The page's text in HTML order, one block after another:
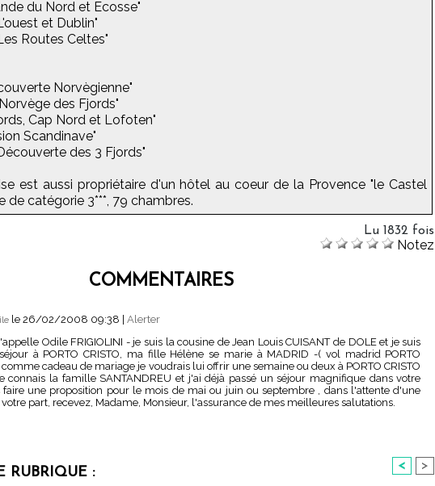
du Nord et Ecosse"
et Dublin"
Routes Celtes"
Norvègienne"
des Fjords"
Cap Nord et Lofoten"
Scandinave"
des 3 Fjords"
est aussi propriétaire d'un hôtel au coeur de la Provence "le Castel
de catégorie 3***, 79 chambres.
Lu 1832 fois
Notez
COMMENTAIRES
le 26/02/2008 09:38
Alerter
Odile FRIGIOLINI - je suis la cousine de Jean Louis CUISANT de DOLE et je suis
à PORTO CRISTO, ma fille Hélène se marie à MADRID -( vol madrid PORTO
comme cadeau de mariage je voudrais lui offrir une semaine ou deux à PORTO CRISTO
connais la famille SANTANDREU et j'ai déjà passé un séjour magnifique dans votre
une proposition pour le mois de mai ou juin ou septembre , dans l'attente d'une
part, recevez, Madame, Monsieur, l'assurance de mes meilleures salutations.
RUBRIQUE : < >